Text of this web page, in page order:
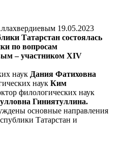
19.05.2023
Татарстан состоялась
по вопросам
– участником XIV
наук Дания Фатиховна
наук Ким
филологических наук
Гиниятуллина.
основные направления
Татарстан и